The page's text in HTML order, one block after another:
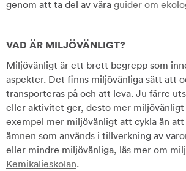
genom att ta del av våra guider om
VAD ÄR MILJÖVÄNLIGT?
Miljövänligt är ett brett begrepp som
aspekter. Det finns miljövänliga sätt att
transporteras på och att leva. Ju färre
eller aktivitet ger, desto mer
exempel mer miljövänligt att cykla än att
ämnen som används i tillverkning av
eller mindre miljövänliga, läs mer om
Kemikalieskolan.